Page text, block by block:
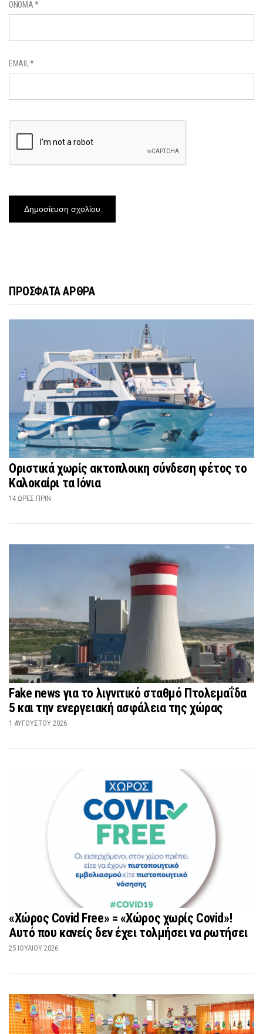
ΌΝΟΜΑ*
EMAIL*
ΠΡΟΣΦΑΤΑ ΑΡΘΡΑ
Οριστικά χωρίς ακτοπλοικη σύνδεση φέτος το
Καλοκαίρι τα Ιόνια
14 ΏΡΕΣ ΠΡΙΝ
Fake news για το λιγνιτικό σταθμό Πτολεμαΐδα
5 και την ενεργειακή ασφάλεια της χώρας
1 ΑΥΓΟΎΣΤΟΥ 2026
«Χώρος Covid Free» = «Χώρος χωρίς Covid»!
Αυτό που κανείς δεν έχει τολμήσει να ρωτήσει
25 ΙΟΥΛΊΟΥ 2026